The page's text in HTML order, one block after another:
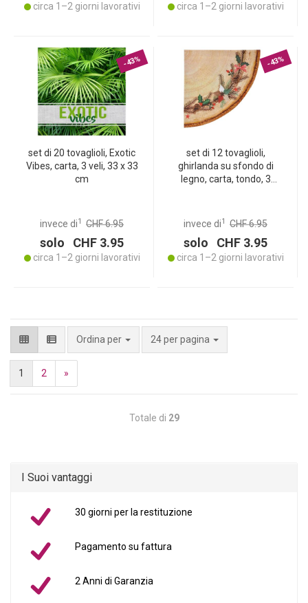
circa 1–2 giorni lavorativi circa 1–2 giorni lavorativi
-43%
set di 20 tovaglioli, Exotic
Vibes, carta, 3 veli, 33 x 33
cm
invece di1 CHF 6.95
solo CHF 3.95
circa 1–2 giorni lavorativi
-43%
set di 12 tovaglioli,
ghirlanda su sfondo di
legno, carta, tondo, 3
invece di1 CHF 6.95
solo CHF 3.95
circa 1–2 giorni lavorativi
Ordina per 24 per pagina
1 2 »
Totale di 29
I Suoi vantaggi
30 giorni per la restituzione
Pagamento su fattura
2 Anni di Garanzia